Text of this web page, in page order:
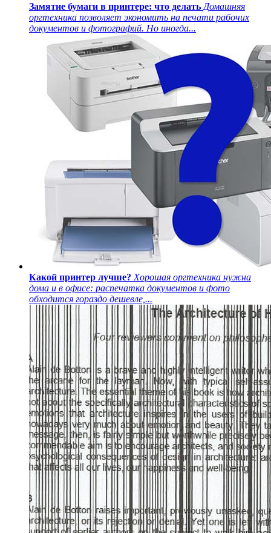
Замятие бумаги в принтере: что делать Домашняя
оргтехника позволяет экономить на печати рабочих
документов и фотографий. Но иногда...
Какой принтер лучше? Хорошая оргтехника нужна
дома и в офисе: распечатка документов и фото
обходится гораздо дешевле,...